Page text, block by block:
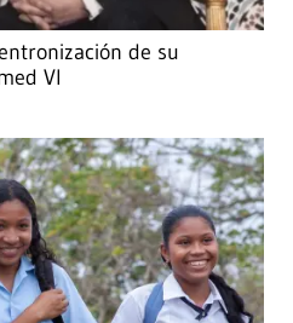
de su
VI